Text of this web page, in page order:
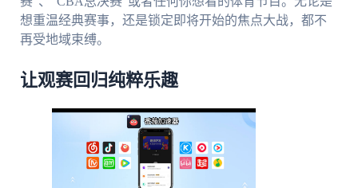
想重温经典赛事，还是锁定即将开始的焦点大战，都不
再受地域束缚。
让观赛回归纯粹乐趣